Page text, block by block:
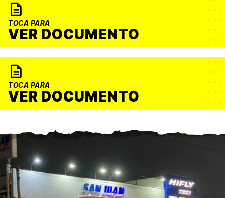
TOCA PARA
VER DOCUMENTO
TOCA PARA
VER DOCUMENTO